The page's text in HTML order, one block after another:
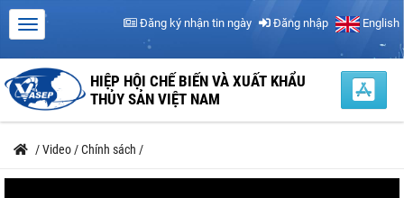
Đăng ký nhận tin ngày Đăng nhập English
HIỆP HỘI CHẾ BIẾN VÀ XUẤT KHẨU
THỦY SẢN VIỆT NAM
/Video /Chính sách /